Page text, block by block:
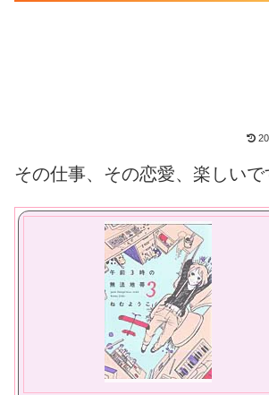
その仕事、その恋愛、楽しいで